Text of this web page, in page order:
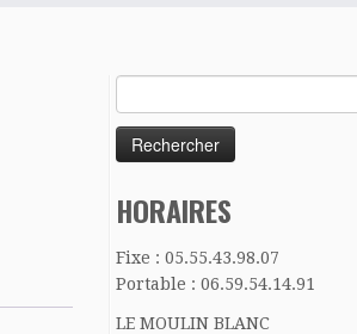
HORAIRES
Fixe : 05.55.43.98.07
Portable : 06.59.54.14.91
LE MOULIN BLANC